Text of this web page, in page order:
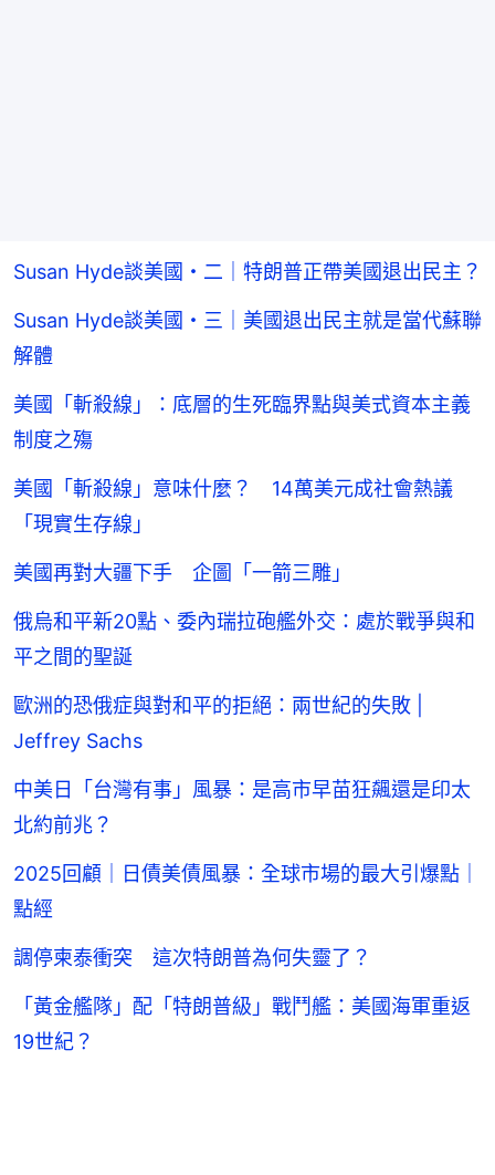
Susan Hyde談美國・二｜特朗普正帶美國退出民主？
Susan Hyde談美國・三｜美國退出民主就是當代蘇聯
解體
美國「斬殺線」：底層的生死臨界點與美式資本主義
制度之殤
美國「斬殺線」意味什麼？ 14萬美元成社會熱議
「現實生存線」
美國再對大疆下手 企圖「一箭三雕」
俄烏和平新20點、委內瑞拉砲艦外交：處於戰爭與和
平之間的聖誕
歐洲的恐俄症與對和平的拒絕：兩世紀的失敗 |
Jeffrey Sachs
中美日「台灣有事」風暴：是高市早苗狂飆還是印太
北約前兆？
2025回顧｜日債美債風暴：全球市場的最大引爆點｜
點經
調停柬泰衝突 這次特朗普為何失靈了？
「黃金艦隊」配「特朗普級」戰鬥艦：美國海軍重返
19世紀？